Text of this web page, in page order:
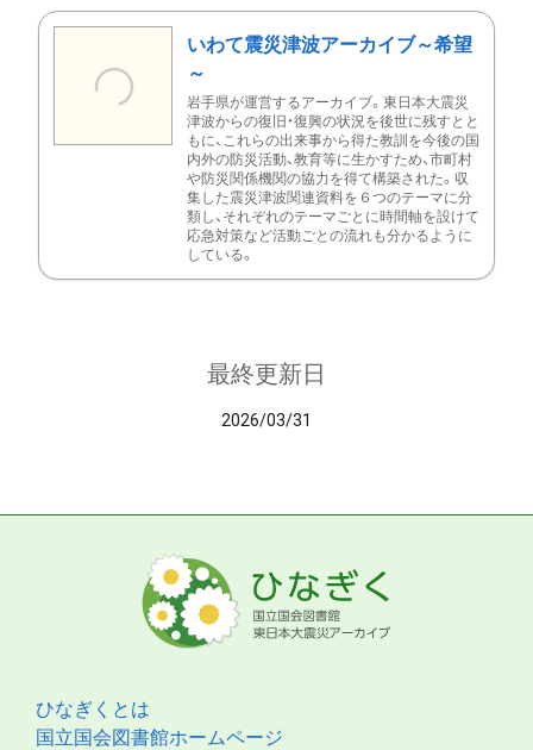
いわて震災津波アーカイブ～希望
～
岩手県が運営するアーカイブ。東日本大震災
津波からの復旧・復興の状況を後世に残すとと
もに、これらの出来事から得た教訓を今後の国
内外の防災活動、教育等に生かすため、市町村
や防災関係機関の協力を得て構築された。収
集した震災津波関連資料を６つのテーマに分
類し、それぞれのテーマごとに時間軸を設けて
応急対策など活動ごとの流れも分かるように
している。
最終更新日
2026/03/31
ひなぎくとは
国立国会図書館ホームページ